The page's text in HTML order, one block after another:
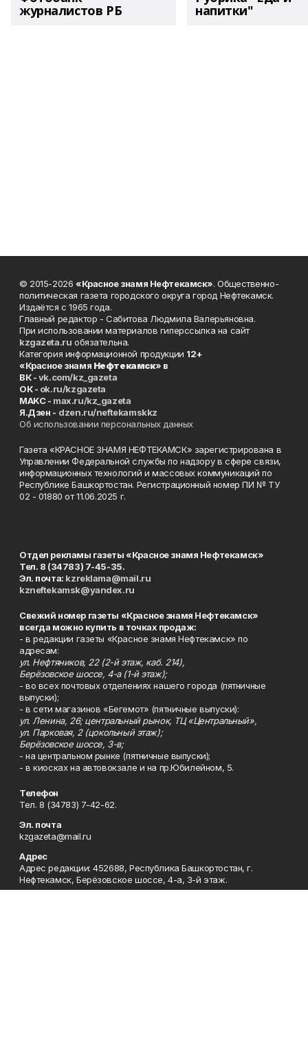
журналистов РБ напитки"
© 2015-2026 «Красное знамя Нефтекамск». Общественно-
политическая газета городского округа город Нефтекамск.
Издаётся с 1965 года.
Главный редактор - Сабитова Людмила Валерьяновна.
При использовании материалов гиперссылка на сайт
kzgazeta.ru обязательна.
Категория информационной продукции 12+
«Красное знамя Нефтекамск» в
ВК -vk.com/kz_gazeta
ОК - ok.ru/kzgazeta
MAKC - max.ru/kz_gazeta
Я.Дзен - dzen.ru/neftekamskkz
Об использовании персональных данных
Газета «КРАСНОЕ ЗНАМЯ НЕФТЕКАМСК» зарегистрирована в
Управлении Федеральной службы по надзору в сфере связи,
информационных технологий и массовых коммуникаций по
Республике Башкортостан. Регистрационный номер ПИ № ТУ
02 - 01880 от 11.06.2025 г.
Отдел рекламы газеты «Красное знамя Нефтекамск»
Тел. 8 (34783) 7-45-35.
Эл. почта: kzreklama@mail.ru
kzneftekamsk@yandex.ru
Свежий номер газеты «Красное знамя Нефтекамск»
всегда можно купить в точках продаж:
- в редакции газеты «Красное знамя Нефтекамск» по
адресам:
ул. Нефтяников, 22 (2-й этаж, каб. 214),
Берёзовское шоссе, 4-а (1-й этаж);
- во всех почтовых отделениях нашего города (пятничные
выпуски);
- в сети магазинов «Бегемот» (пятничные выпуски):
ул. Ленина, 26; центральный рынок, ТЦ «Центральный»,
ул. Парковая, 2 (цокольный этаж);
Берёзовское шоссе, 3-в;
- на центральном рынке (пятничные выпуски);
- в киосках на автовокзале и на пр.Юбилейном, 5.
Телефон
Тел. 8 (34783) 7-42-62.
Эл. почта
kzgazeta@mail.ru
Адрес
Адрес редакции: 452688, Республика Башкортостан, г.
Нефтекамск, Берёзовское шоссе, 4-а, 3-й этаж.